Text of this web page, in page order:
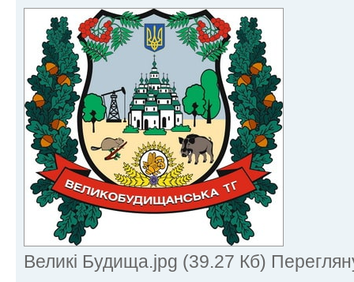
Великі Будища.jpg (39.27 Кб)